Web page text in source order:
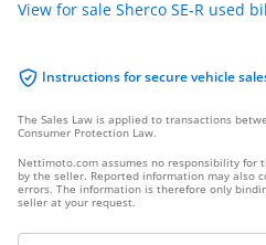
View for sale Sherco SE-R used
Instructions for secure vehicle
The Sales Law is applied to transactions
Consumer Protection Law.
Nettimoto.com assumes no responsibility for
by the seller. Reported information may also
errors. The information is therefore only
seller at your request.